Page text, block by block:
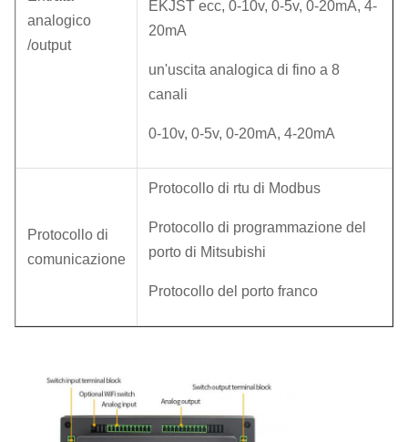
analogico
/output
EKJST ecc, 0-10v, 0-5v, 0-20mA, 4-
20mA
un'uscita analogica di fino a 8
canali
0-10v, 0-5v, 0-20mA, 4-20mA
Protocollo di
comunicazione
Protocollo di rtu di Modbus
Protocollo di programmazione del
porto di Mitsubishi
Protocollo del porto franco